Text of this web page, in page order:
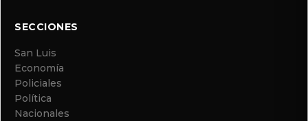
SECCIONES
San Luis
Economía
Policiales
Política
Nacionales